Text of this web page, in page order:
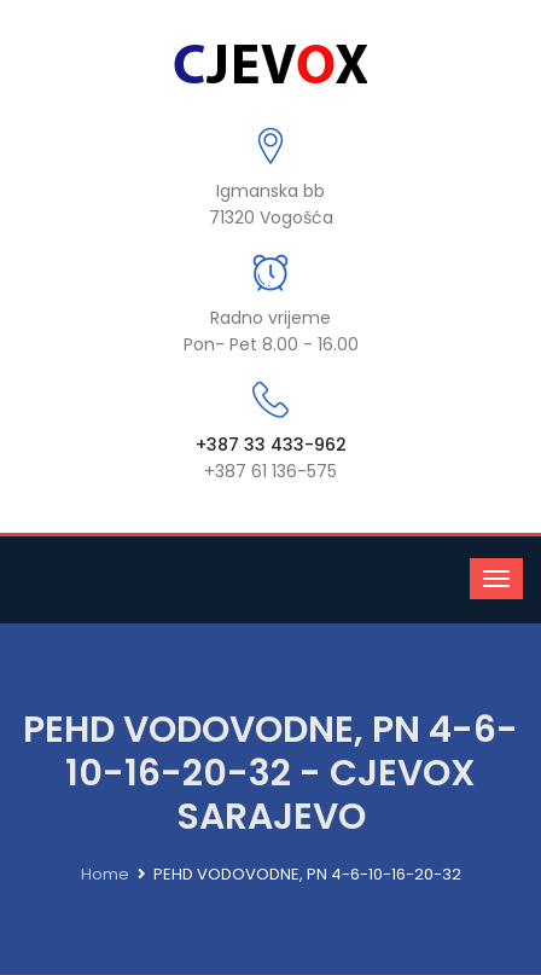
Igmanska bb
71320 Vogošća
Radno vrijeme
Pon- Pet 8.00 - 16.00
+387 33 433-962
+387 61 136-575
PEHD VODOVODNE, PN 4-6-
10-16-20-32 - CJEVOX
SARAJEVO
Home PEHD VODOVODNE, PN 4-6-10-16-20-32